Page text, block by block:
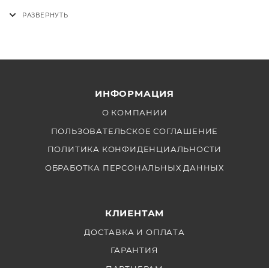
квалифицированному специалисту в
авторизованный сервисный центр.
Мощность: 300 Вт
Заменяется пользователем: ДА
Цветовая температура: 5600K
ИНФОРМАЦИЯ
О КОМПАНИИ
ПОЛЬЗОВАТЕЛЬСКОЕ СОГЛАШЕНИЕ
ПОЛИТИКА КОНФИДЕНЦИАЛЬНОСТИ
ОБРАБОТКА ПЕРСОНАЛЬНЫХ ДАННЫХ
КЛИЕНТАМ
ДОСТАВКА И ОПЛАТА
ГАРАНТИЯ